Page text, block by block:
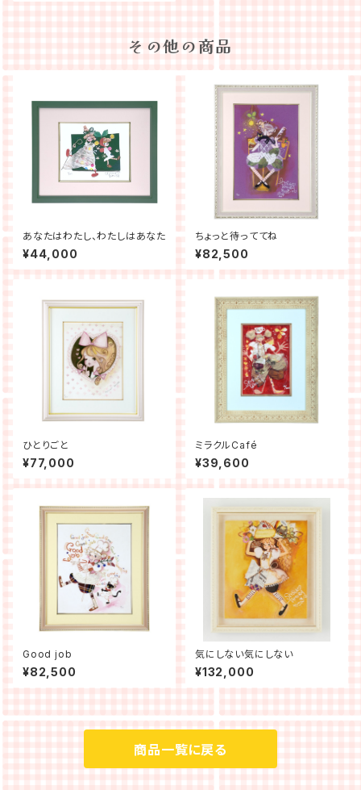
その他の商品
あなたはわたし、わたしはあなた
¥44,000
ちょっと待っててね
¥82,500
ひとりごと
¥77,000
ミラクルCafé
¥39,600
Good job
¥82,500
気にしない気にしない
¥132,000
商品一覧に戻る